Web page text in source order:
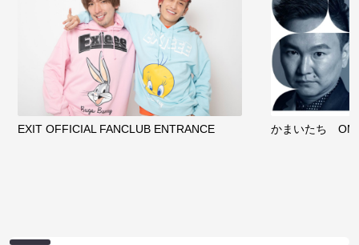
EXIT OFFICIAL FANCLUB ENTRANCE かまいたち